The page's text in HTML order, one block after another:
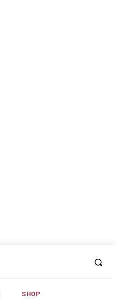
SHOP